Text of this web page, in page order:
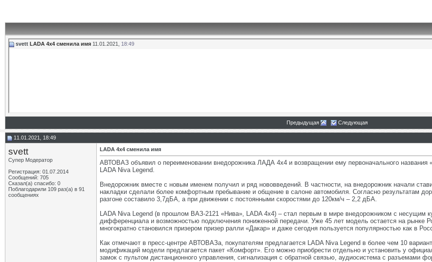
svett LADA 4x4 сменила имя 11.01.2021, 18:49
Предыдущая Следующая
11.01.2021, 18:49
svett
Супер Модератор
Регистрация: 01.07.2014
Сообщений: 705
Сказал(а) спасибо: 0
Поблагодарили 109 раз(а) в 91
сообщениях
LADA 4x4 сменила имя
АВТОВАЗ объявил о переименовании внедорожника ЛАДА 4х4 и возвращении ему первоначального
LADA Niva Legend.
Внедорожник вместе с новым именем получил и ряд нововведений. В частности, на внедорожник начали
накладки сделали более комфортным пребывание и общение в салоне автомобиля. Согласно результатам
разгоне составило 3,7дБА, а при движении с постоянными скоростями до 120км/ч – 2,2 дБА.
LADA Niva Legend (в прошлом ВАЗ-2121 «Нива», LADA 4x4) – стал первым в мире внедорожником с несущим
дифференциала и возможностью подключения пониженной передачи. Уже 45 лет модель остается на
многократно становился призером призер ралли «Дакар» и даже сегодня пользуется популярностью как в
Как отмечают в пресс-центре АВТОВАЗа, покупателям предлагается LADA Niva Legend в более чем 10
модификаций модели предлагается пакет «Комфорт». Его можно приобрести отдельно и установить у
замок с пультом дистанционного управления, сигнализация с обратной связью, аудиосистема с разъемами